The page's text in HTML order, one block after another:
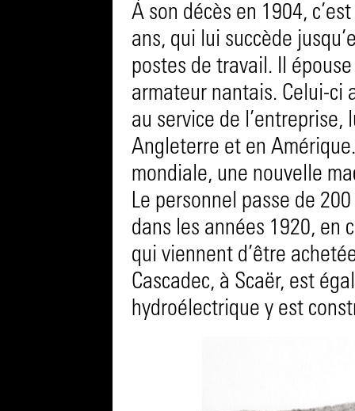
À son décès en 1904,
ans, qui lui succède
postes de travail. Il
armateur nantais. Celui-ci
au service de
Angleterre et en
mondiale, une nouvelle
Le personnel passe de
dans les années 1920, en
qui viennent d’être
Cascadec, à Scaër, est
hydroélectrique y est